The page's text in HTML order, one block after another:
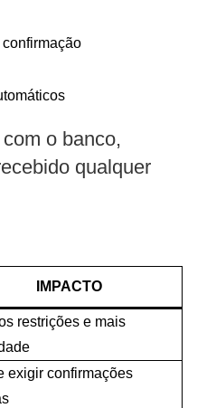
o banco,
qualquer
IMPACTO
restrições e mais
exigir confirmações